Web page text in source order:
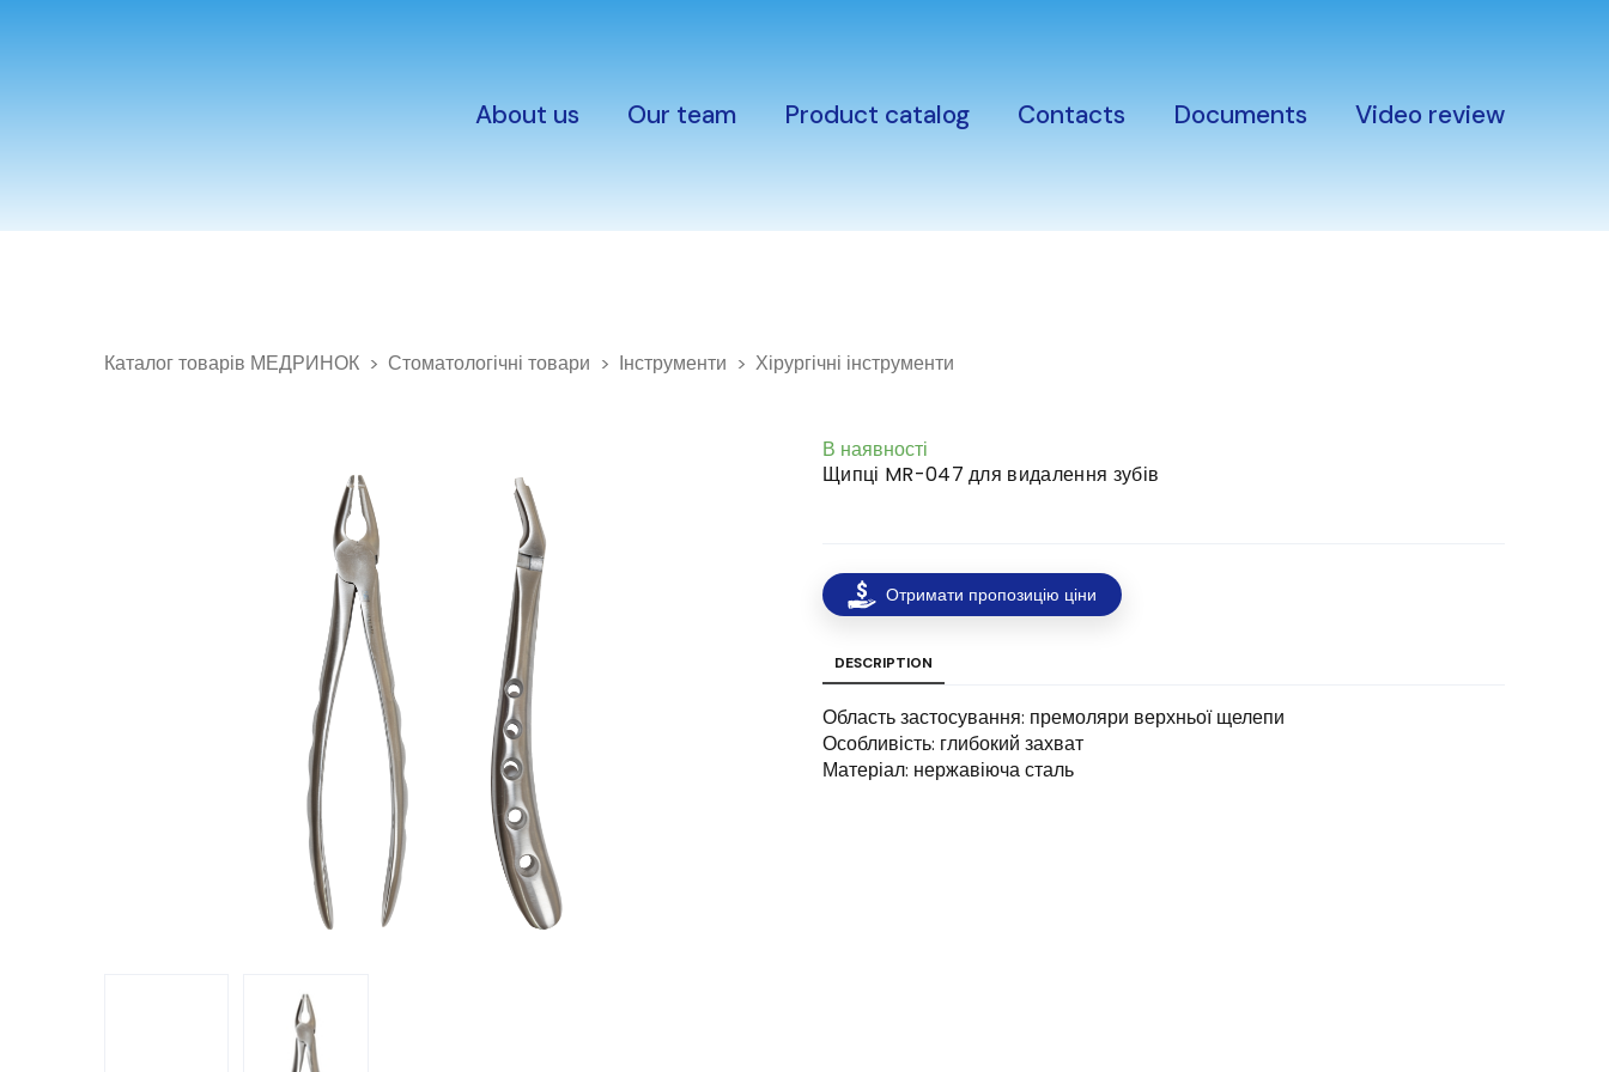
About us Our team Product catalog Contacts Documents Video review
Каталог товарів МЕДРИНОК Стоматологічні товари Інструменти Хірургічні інструменти
В наявності
Щипці MR-047 для видалення зубів
Отримати пропозицію ціни
DESCRIPTION
Область застосування: премоляри верхньої щелепи
Особливість: глибокий захват
Матеріал: нержавіюча сталь